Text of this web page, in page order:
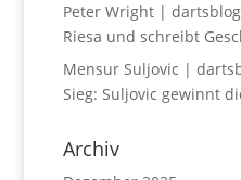
Peter Wright |
Riesa und schreibt
Mensur Suljovic |
Sieg: Suljovic gewinnt
Archiv